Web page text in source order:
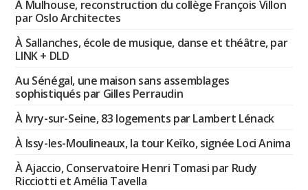
À Mulhouse, reconstruction du collège François Villon
par Oslo Architectes
À Sallanches, école de musique, danse et théâtre, par
LINK + DLD
Au Sénégal, une maison sans assemblages
sophistiqués par Gilles Perraudin
À Ivry-sur-Seine, 83 logements par Lambert Lénack
À Issy-les-Moulineaux, la tour Keïko, signée Loci Anima
À Ajaccio, Conservatoire Henri Tomasi par Rudy
Ricciotti et Amélia Tavella